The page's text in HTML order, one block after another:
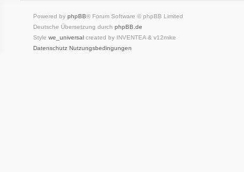
Powered by phpBB® Forum Software © phpBB Limited
Deutsche Übersetzung durch phpBB.de
Style we_universalcreated by INVENTEA & v12mike
Datenschutz Nutzungsbedingungen